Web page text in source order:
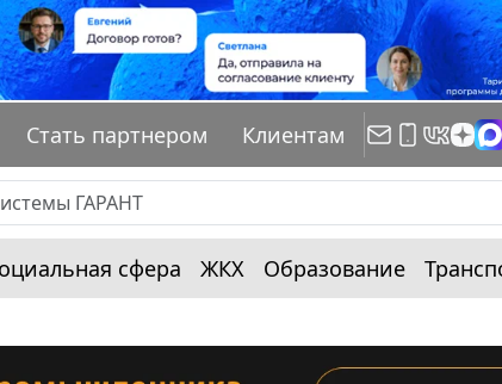
Стать партнером Клиентам
сфера ЖКХ Образование